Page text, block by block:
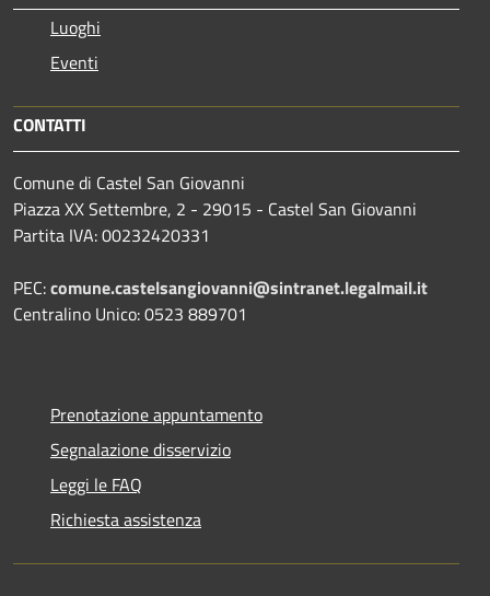
Luoghi
Eventi
CONTATTI
Comune di Castel San Giovanni
Piazza XX Settembre, 2 - 29015 - Castel San Giovanni
Partita IVA: 00232420331
PEC:comune.castelsangiovanni@sintranet.legalmail.it
Centralino Unico: 0523 889701
Prenotazione appuntamento
Segnalazione disservizio
Leggi le FAQ
Richiesta assistenza